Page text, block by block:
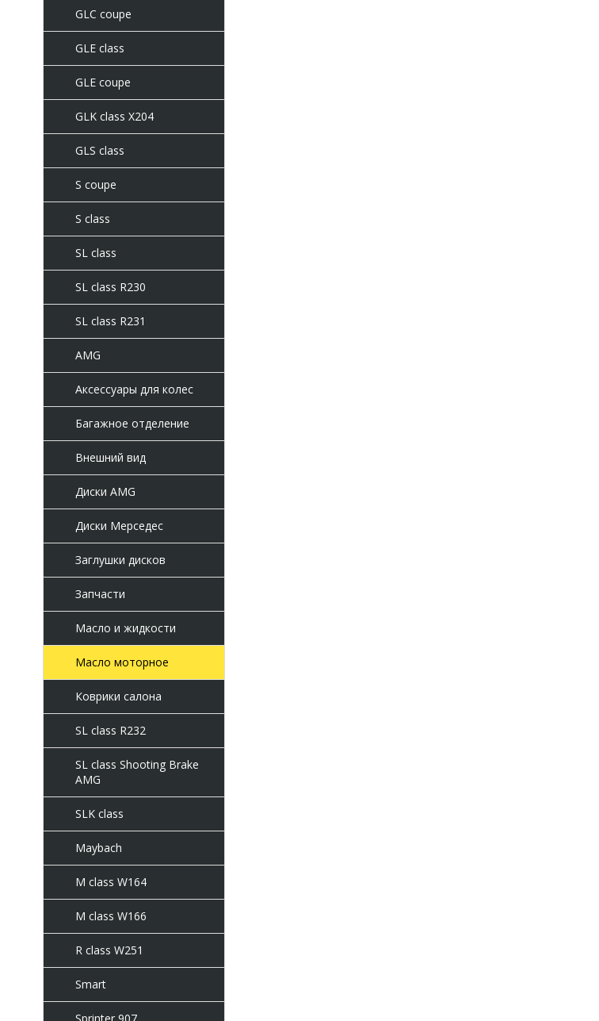
GLC coupe
GLE class
GLE coupe
GLK class X204
GLS class
S coupe
S class
SL class
SL class R230
SL class R231
AMG
Аксессуары для колес
Багажное отделение
Внешний вид
Диски AMG
Диски Мерседес
Заглушки дисков
Запчасти
Масло и жидкости
Масло моторное
Коврики салона
SL class R232
SL class Shooting Brake
AMG
SLK class
Maybach
M class W164
M class W166
R class W251
Smart